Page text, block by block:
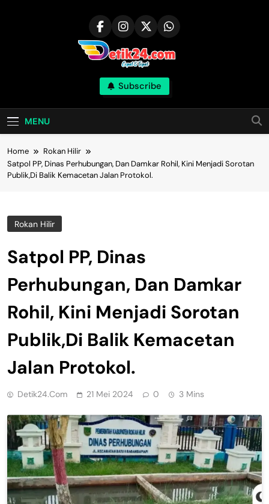
Subscribe
MENU
Home
Rokan Hilir
Satpol PP, Dinas Perhubungan, Dan Damkar Rohil, Kini Menjadi Sorotan
Publik,Di Balik Kemacetan Jalan Protokol.
Rokan Hilir
Satpol PP, Dinas
Perhubungan, Dan Damkar
Rohil, Kini Menjadi Sorotan
Publik,Di Balik Kemacetan
Jalan Protokol.
Detik24.com 21 Mei 2024 0 3 Mins